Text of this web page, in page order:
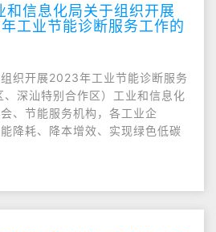
和信息化局关于组织开展
工业节能诊断服务工作的
织开展2023年工业节能诊断服务
深汕特别合作区）工业和信息化
、节能服务机构，各工业企
耗、降本增效、实现绿色低碳